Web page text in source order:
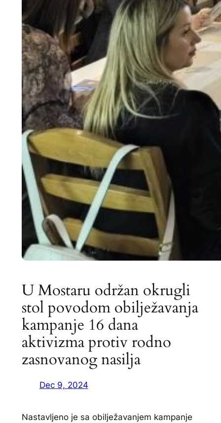
U Mostaru održan okrugli
stol povodom obilježavanja
kampanje 16 dana
aktivizma protiv rodno
zasnovanog nasilja
Dec 9, 2024
Nastavljeno je sa obilježavanjem kampanje